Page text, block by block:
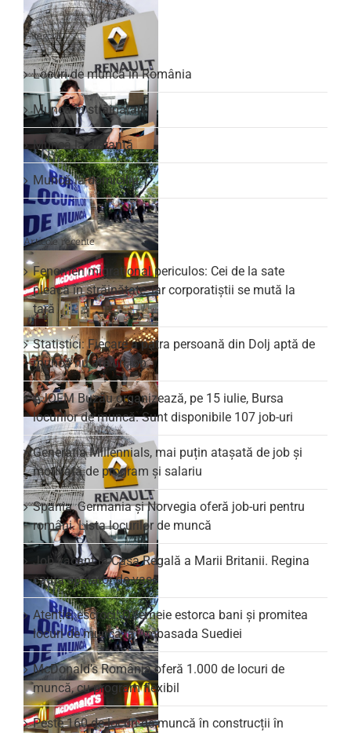
Categorii
Locuri de muncă în România
Muncă în străinătate
Muncă la distanță
Muncă la domiciliu
Articole recente
Fenomen migrațional periculos: Cei de la sate
pleacă în străinătate, iar corporatiștii se mută la
țară
Statistici: Fiecare a patra persoană din Dolj aptă de
muncă nu are un job
AJOFM Buzău organizează, pe 15 iulie, Bursa
locurilor de muncă. Sunt disponibile 107 job-uri
Generația Millennials, mai puțin atașată de job și
motivată de program și salariu
Spania, Germania și Norvegia oferă job-uri pentru
români. Lista locurilor de muncă
Job vacant la Casa Regală a Marii Britanii. Regina
caută spălător de vase
Atenție, escroci! O femeie estorca bani și promitea
locuri de muncă la Ambasada Suediei
McDonald’s România oferă 1.000 de locuri de
muncă, cu program flexibil
Peste 160 de locuri de muncă în construcții în